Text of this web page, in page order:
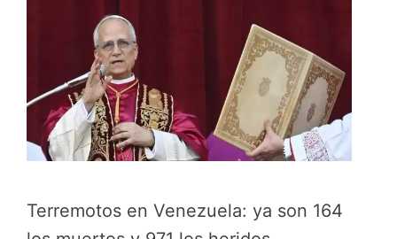
Terremotos en Venezuela: ya son 164